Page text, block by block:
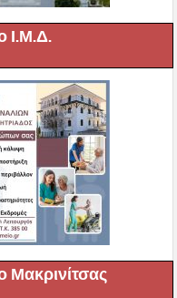
Ι.Μ.Δ.
Μακρινίτσας